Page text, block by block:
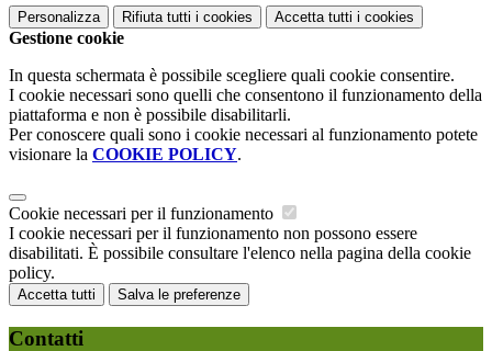
Personalizza Rifiuta tutti i cookies Accetta tutti i cookies
Gestione cookie
In questa schermata è possibile scegliere quali cookie consentire.
I cookie necessari sono quelli che consentono il funzionamento della
piattaforma e non è possibile disabilitarli.
Per conoscere quali sono i cookie necessari al funzionamento potete
visionare la COOKIE POLICY.
Cookie necessari per il funzionamento
I cookie necessari per il funzionamento non possono essere
disabilitati. È possibile consultare l'elenco nella pagina della cookie
policy.
Accetta tutti Salva le preferenze
Contatti